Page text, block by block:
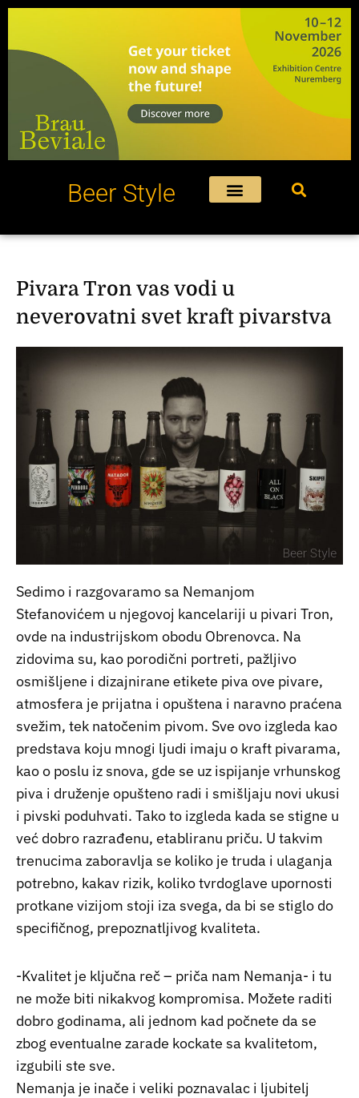
Пређи
садржај
Beer Style
Pivara Tron vas vodi u
neverovatni svet kraft pivarstva
Sedimo i razgovaramo sa Nemanjom
Stefanovićem u njegovoj kancelariji u pivari Tron,
ovde na industrijskom obodu Obrenovca. Na
zidovima su, kao porodični portreti, pažljivo
osmišljene i dizajnirane etikete piva ove pivare,
atmosfera je prijatna i opuštena i naravno praćena
svežim, tek natočenim pivom. Sve ovo izgleda kao
predstava koju mnogi ljudi imaju o kraft pivarama,
kao o poslu iz snova, gde se uz ispijanje vrhunskog
piva i druženje opušteno radi i smišljaju novi ukusi
i pivski poduhvati. Tako to izgleda kada se stigne u
već dobro razrađenu, etabliranu priču. U takvim
trenucima zaboravlja se koliko je truda i ulaganja
potrebno, kakav rizik, koliko tvrdoglave upornosti
protkane vizijom stoji iza svega, da bi se stiglo do
specifičnog, prepoznatljivog kvaliteta.
-Kvalitet je ključna reč – priča nam Nemanja- i tu
ne može biti nikakvog kompromisa. Možete raditi
dobro godinama, ali jednom kad počnete da se
zbog eventualne zarade kockate sa kvalitetom,
izgubili ste sve.
Nemanja je inače i veliki poznavalac i ljubitelj